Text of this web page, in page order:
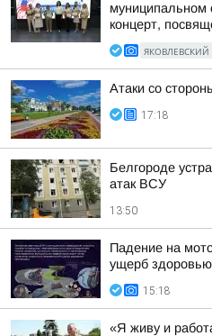
муниципальном
концерт,
ЯКОВЛЕВСКИЙ
Атаки со
17:18
Белгороде
атак ВСУ
13:50
Падение на
ущерб здоровью
15:18
«Я живу и